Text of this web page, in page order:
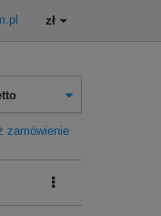
zł
zamówienie